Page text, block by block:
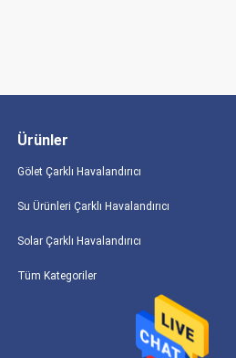
Ürünler
Gölet Çarklı Havalandırıcı
Su Ürünleri Çarklı Havalandırıcı
Solar Çarklı Havalandırıcı
Tüm Kategoriler